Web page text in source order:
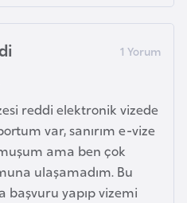
reddi elektronik vizede
var, sanırım e-vize
ama ben çok
ulaşamadım. Bu
başvuru yapıp vizemi